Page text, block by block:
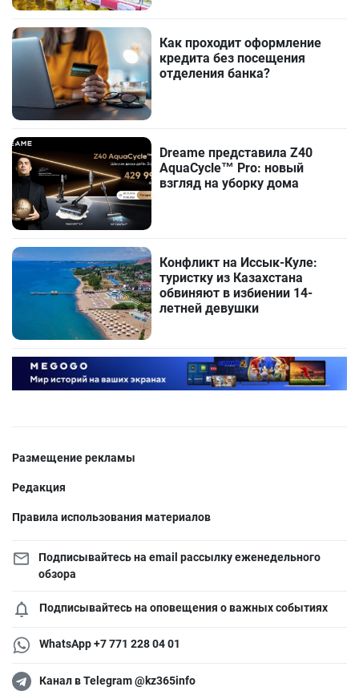
Как проходит оформление
кредита без посещения
отделения банка?
Dreame представила Z40
AquaCycle™ Pro: новый
взгляд на уборку дома
Конфликт на Иссык-Куле:
туристку из Казахстана
обвиняют в избиении 14-
летней девушки
Размещение рекламы
Редакция
Правила использования материалов
Подписывайтесь на email рассылку еженедельного
обзора
Подписывайтесь на оповещения о важных событиях
WhatsApp +7 771 228 04 01
Канал в Telegram @kz365info